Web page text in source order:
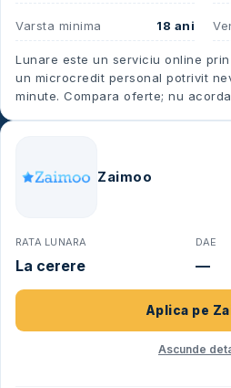
Varsta minima 18 ani
Lunare este un serviciu online
un microcredit personal potrivit
minute. Compara oferte; nu
Zaimoo
RATA LUNARA
La cerere
DAE
—
Aplica pe
Ascunde